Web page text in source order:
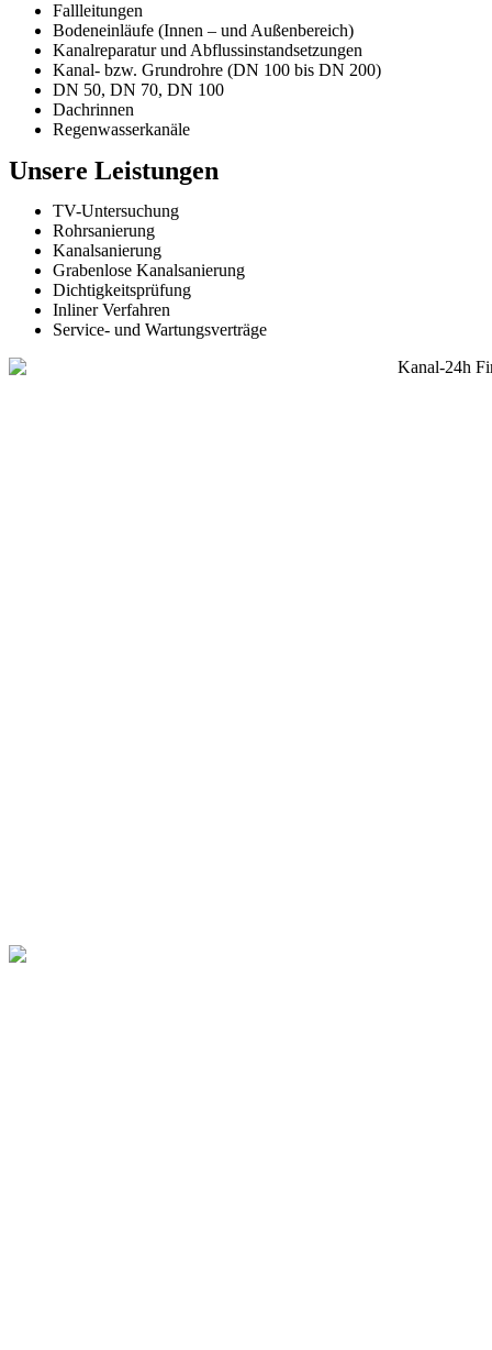
Fallleitungen
Bodeneinläufe (Innen – und Außenbereich)
Kanalreparatur und Abflussinstandsetzungen
Kanal- bzw. Grundrohre (DN 100 bis DN 200)
DN 50, DN 70, DN 100
Dachrinnen
Regenwasserkanäle
Unsere Leistungen
TV-Untersuchung
Rohrsanierung
Kanalsanierung
Grabenlose Kanalsanierung
Dichtigkeitsprüfung
Inliner Verfahren
Service- und Wartungsverträge